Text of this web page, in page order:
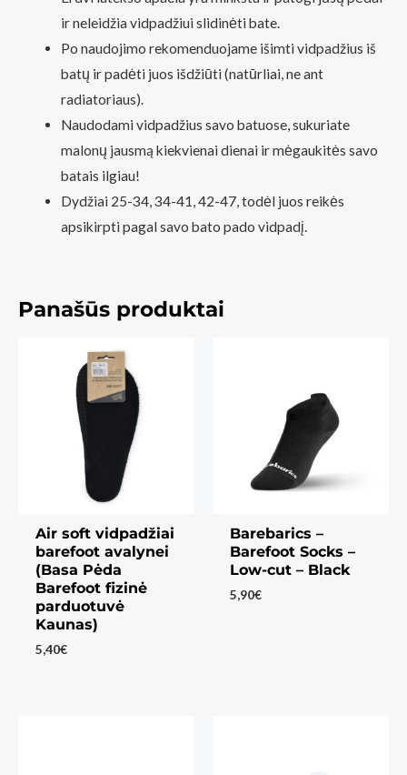
ir neleidžia vidpadžiui slidinėti bate.
Po naudojimo rekomenduojame išimti vidpadžius iš
batų ir padėti juos išdžiūti (natūrliai, ne ant
radiatoriaus).
Naudodami vidpadžius savo batuose, sukuriate
malonų jausmą kiekvienai dienai ir mėgaukitės savo
batais ilgiau!
Dydžiai 25-34, 34-41, 42-47, todėl juos reikės
apsikirpti pagal savo bato pado vidpadį.
Panašūs produktai
Air soft vidpadžiai
barefoot avalynei
(Basa Pėda
Barefoot fizinė
parduotuvė
Kaunas)
5,40€
Barebarics –
Barefoot Socks –
Low-cut – Black
5,90€